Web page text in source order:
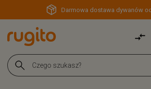
Darmowa dostawa dywanów